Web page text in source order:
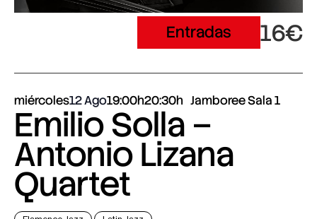
Entradas 16€
miércoles12 Ago19:00h20:30h Jamboree Sala 1
Emilio Solla –
Antonio Lizana
Quartet